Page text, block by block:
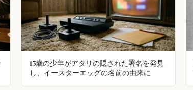
15歳の少年がアタリの隠された署名を発見
し、イースターエッグの名前の由来に